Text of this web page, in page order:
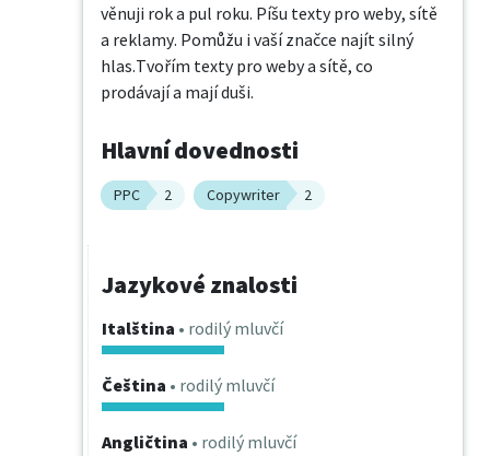
věnuji rok a pul roku. Píšu texty pro weby, sítě
a reklamy. Pomůžu i vaší značce najít silný
hlas.Tvořím texty pro weby a sítě, co
prodávají a mají duši.
Hlavní dovednosti
PPC 2 Copywriter 2
Jazykové znalosti
Italština • rodilý mluvčí
Čeština • rodilý mluvčí
Angličtina • rodilý mluvčí